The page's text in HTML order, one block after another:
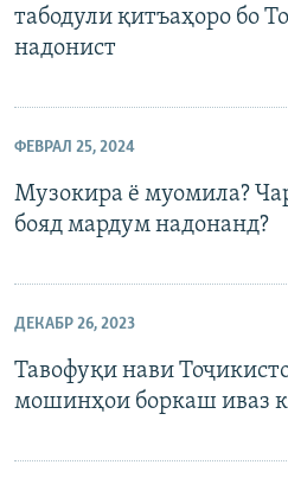
табодули қитъаҳоро бо
надонист
ФЕВРАЛ 25, 2024
Музокира ё муомила?
бояд мардум надонанд?
ДЕКАБР 26, 2023
Тавофуқи нави
мошинҳои боркаш иваз